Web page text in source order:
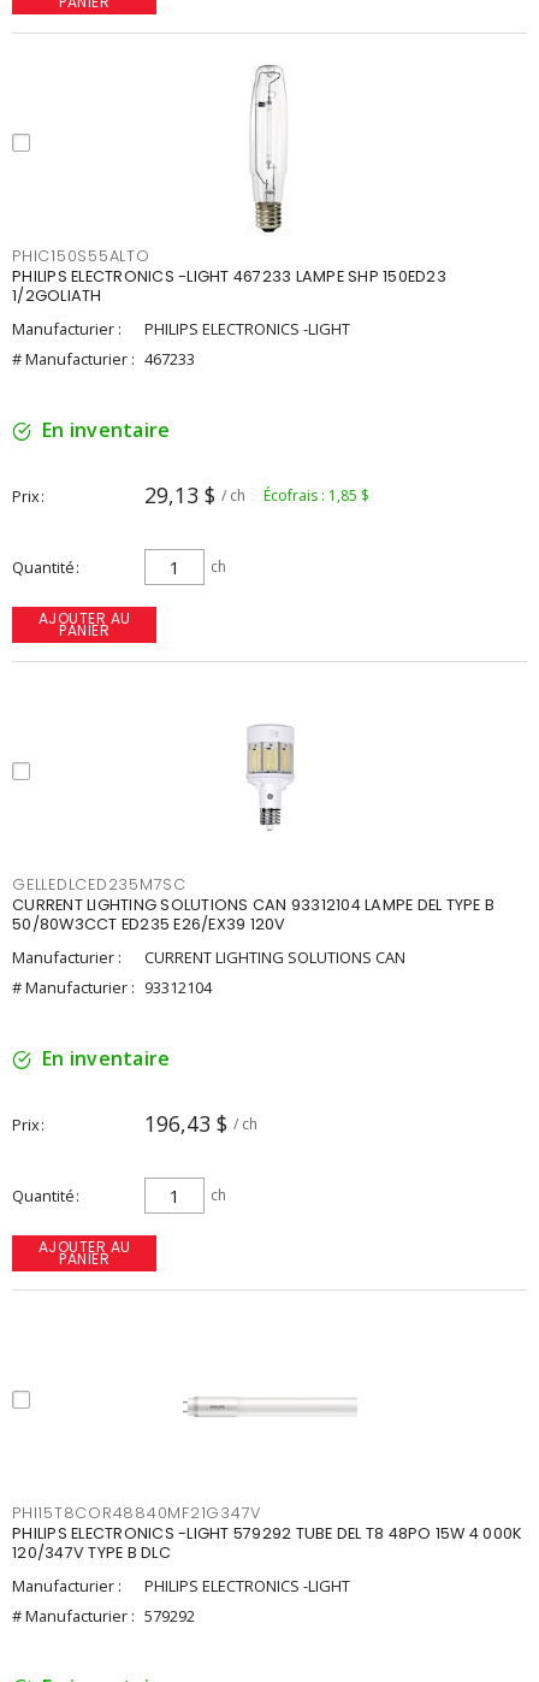
PHIC150S55ALTO
PHILIPS ELECTRONICS -LIGHT 467233 LAMPE SHP 150ED23
1/2GOLIATH
Manufacturier :
PHILIPS ELECTRONICS -LIGHT
# Manufacturier : 467233
En inventaire
Prix 29,13 $ / ch Écofrais : 1,85 $
Quantité ch
AJOUTER AU
PANIER
GELLEDLCED235M7SC
CURRENT LIGHTING SOLUTIONS CAN 93312104 LAMPE DEL TYPE B
50/80W3CCT ED235 E26/EX39 120V
Manufacturier :
CURRENT LIGHTING SOLUTIONS CAN
# Manufacturier : 93312104
En inventaire
Prix 196,43 $ / ch
Quantité ch
AJOUTER AU
PANIER
PHI15T8COR48840MF21G347V
PHILIPS ELECTRONICS -LIGHT 579292 TUBE DEL T8 48PO 15W 4 000K
120/347V TYPE B DLC
Manufacturier :
PHILIPS ELECTRONICS -LIGHT
# Manufacturier : 579292